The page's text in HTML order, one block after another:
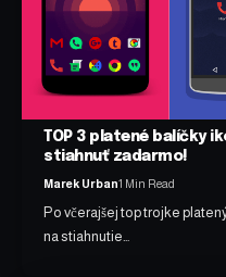
TOP 3 platené balíčky
stiahnuť zadarmo!
Marek Urban1 Min Read
Po včerajšej top trojke
na stiahnutie…